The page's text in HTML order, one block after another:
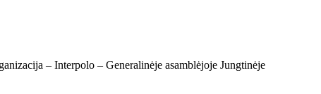
– Interpolo – Generalinėje asamblėjoje Jungtinėje